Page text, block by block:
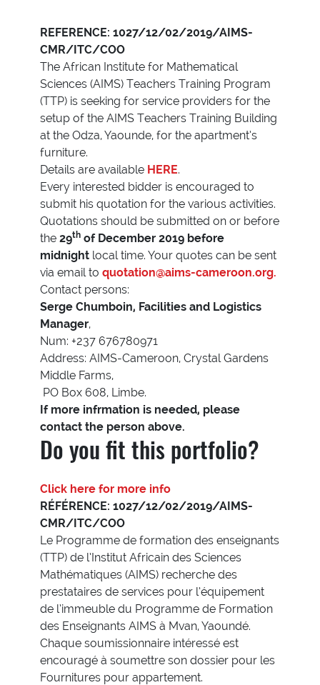
REFERENCE: 1027/12/02/2019/AIMS-
CMR/ITC/COO
The African Institute for Mathematical
Sciences (AIMS) Teachers Training Program
(TTP) is seeking for service providers for the
setup of the AIMS Teachers Training Building
at the Odza, Yaounde, for the apartment’s
furniture.
Details are available HERE.
Every interested bidder is encouraged to
submit his quotation for the various activities.
Quotations should be submitted on or before
the 29th of December 2019 before
midnight local time. Your quotes can be sent
via email to quotation@aims-cameroon.org.
Contact persons:
Serge Chumboin, Facilities and Logistics
Manager,
Num: +237 676780971
Address: AIMS-Cameroon, Crystal Gardens
Middle Farms,
PO Box 608, Limbe.
If more infrmation is needed, please
contact the person above.
Do you fit this portfolio?
Click here for more info
RÉFÉRENCE: 1027/12/02/2019/AIMS-
CMR/ITC/COO
Le Programme de formation des enseignants
(TTP) de l’Institut Africain des Sciences
Mathématiques (AIMS) recherche des
prestataires de services pour l’équipement
de l’immeuble du Programme de Formation
des Enseignants AIMS à Mvan, Yaoundé.
Chaque soumissionnaire intéressé est
encouragé à soumettre son dossier pour les
Fournitures pour appartement.